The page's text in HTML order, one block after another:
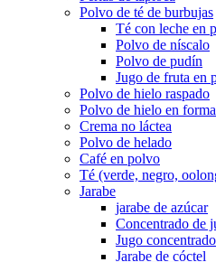
Polvo de té de burbujas
Té con leche en
Polvo de níscalo
Polvo de pudín
Jugo de fruta en
Polvo de hielo raspado
Polvo de hielo en
Crema no láctea
Polvo de helado
Café en polvo
Té (verde, negro,
Jarabe
jarabe de azúcar
Concentrado de
Jugo
Jarabe de cóctel